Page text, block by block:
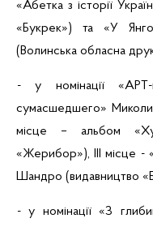
«Абетка з історії
«Букрек») та «У
(Волинська обласна
-
у номінації
сумасшедшего»
місце – альбом
«Жерибор»), ІІІ місце
Шандро (видавництво «
- у номінації «З